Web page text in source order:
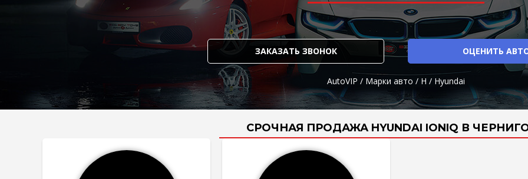
ЗАКАЗАТЬ ЗВОНОК ОЦЕНИТЬ
AutoVIP / Марки авто / H / Hyundai
СРОЧНАЯ ПРОДАЖА HYUNDAI IONIQ В